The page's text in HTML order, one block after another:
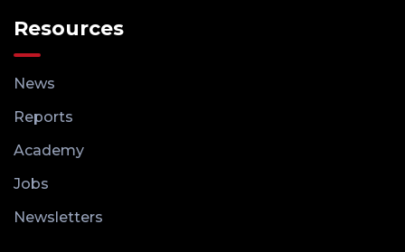
Resources
News
Reports
Academy
Jobs
Newsletters